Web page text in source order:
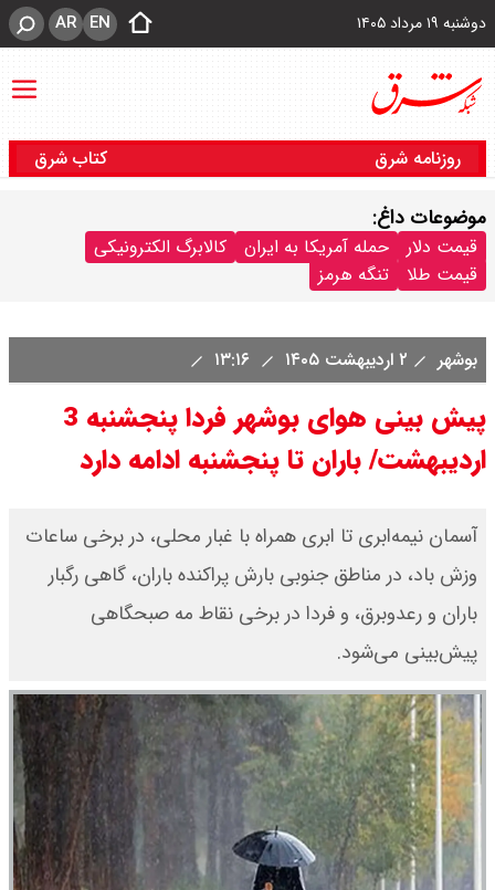
دوشنبه ۱۹ مرداد ۱۴۰۵ EN
AR
روزنامه شرق کتاب شرق
موضوعات داغ:
قیمت دلار حمله آمریکا به ایران
کالابرگ الکترونیکی
قیمت طلا
تنگه هرمز
بوشهر ۲ اردیبهشت ۱۴۰۵
پیش بینی هوای بوشهر فردا پنجشنبه 3
اردیبهشت/ باران تا پنجشنبه ادامه دارد
آسمان نیمه‌ابری تا ابری همراه با غبار محلی، در برخی ساعات
وزش باد، در مناطق جنوبی بارش پراکنده باران، گاهی رگبار
باران و رعدوبرق، و فردا در برخی نقاط مه صبحگاهی
پیش‌بینی می‌شود.